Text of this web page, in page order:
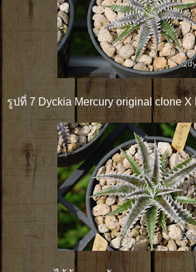
รูปที่ 7 Dyckia Mercury original clone X